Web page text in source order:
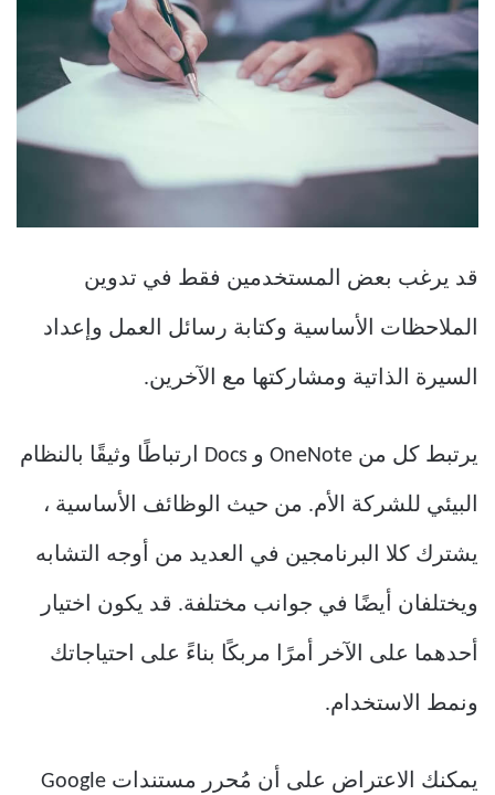
قد يرغب بعض المستخدمين فقط في تدوين
الملاحظات الأساسية وكتابة رسائل العمل وإعداد
السيرة الذاتية ومشاركتها مع الآخرين.
يرتبط كل من OneNote و Docs ارتباطًا وثيقًا بالنظام
البيئي للشركة الأم. من حيث الوظائف الأساسية ،
يشترك كلا البرنامجين في العديد من أوجه التشابه
ويختلفان أيضًا في جوانب مختلفة. قد يكون اختيار
أحدهما على الآخر أمرًا مربكًا بناءً على احتياجاتك
ونمط الاستخدام.
يمكنك الاعتراض على أن مُحرر مستندات Google